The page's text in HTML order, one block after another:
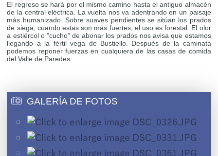
El regreso se hará por el mismo camino hasta el antiguo almacén
de la central eléctrica. La vuelta nos va adentrando en un paisaje
más humanizado. Sobre suaves pendientes se sitúan los prados
de siega, cuando estas son más fuertes, el uso es forestal. El olor
a estiércol o "cucho" de abonar los prados nos avisa que estamos
llegando a la fértil vega de Bustiello. Después de la caminata
podemos reponer fuerzas en cualquiera de las casas de comida
del Valle de Paredes.
GALERÍA DE FOTOS